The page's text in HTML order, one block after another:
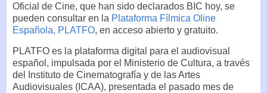
Oficial de Cine, que han sido declarados BIC hoy, se
pueden consultar en la Plataforma Fílmica Oline
Española, PLATFO, en acceso abierto y gratuito.
PLATFO es la plataforma digital para el audiovisual
español, impulsada por el Ministerio de Cultura, a través
del Instituto de Cinematografía y de las Artes
Audiovisuales (ICAA), presentada el pasado mes de